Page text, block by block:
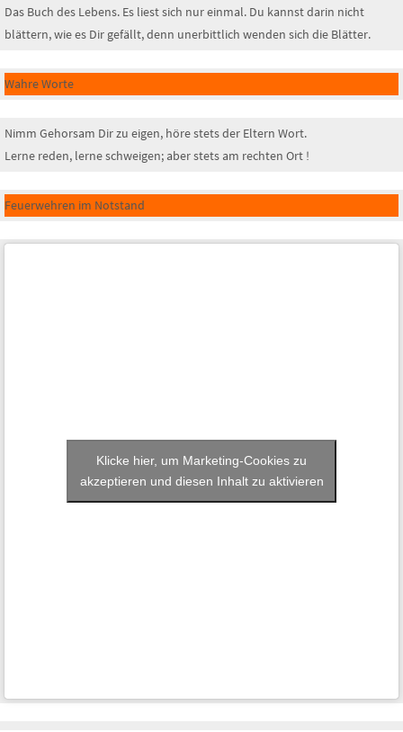
Das Buch des Lebens. Es liest sich nur einmal. Du kannst darin nicht
blättern, wie es Dir gefällt, denn unerbittlich wenden sich die Blätter.
Wahre Worte
Nimm Gehorsam Dir zu eigen, höre stets der Eltern Wort.
Lerne reden, lerne schweigen; aber stets am rechten Ort !
Feuerwehren im Notstand
Klicke hier, um Marketing-Cookies zu
akzeptieren und diesen Inhalt zu aktivieren